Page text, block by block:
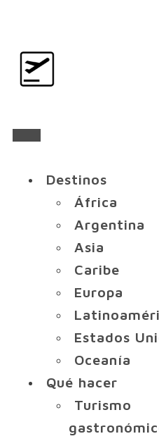
Destinos
África
Argentina
Asia
Caribe
Europa
Estados
Oceanía
Qué hacer
Turismo